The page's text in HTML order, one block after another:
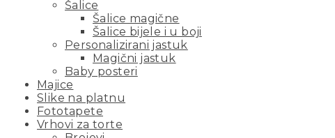
Šalice
Šalice magične
Šalice bijele i u boji
Personalizirani jastuk
Magični jastuk
Baby posteri
Majice
Slike na platnu
Fototapete
Vrhovi za torte